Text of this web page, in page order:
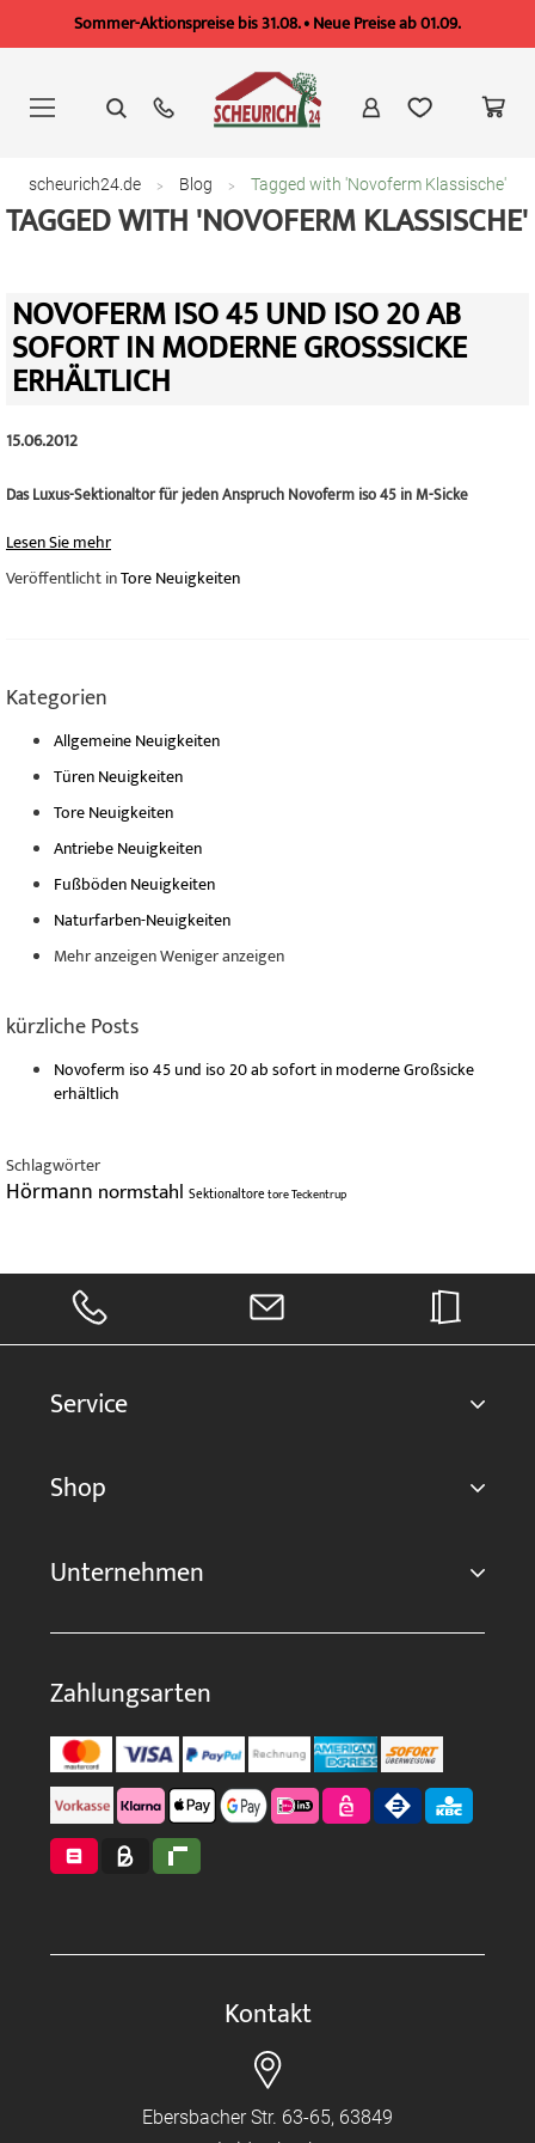
Sommer-Aktionspreise bis 31.08. • Neue Preise ab 01.09.
springen
scheurich24.de Blog Tagged with 'Novoferm Klassische'
TAGGED WITH 'NOVOFERM KLASSISCHE'
NOVOFERM ISO 45 UND ISO 20 AB
SOFORT IN MODERNE GROSSSICKE E
RHÄLTLICH
15.06.2012
Das Luxus-Sektionaltor für jeden Anspruch Novoferm iso 45 in M-Sicke
Lesen Sie mehr
Veröffentlicht inTore Neuigkeiten
Kategorien
Allgemeine Neuigkeiten
Türen Neuigkeiten
Tore Neuigkeiten
Antriebe Neuigkeiten
Fußböden Neuigkeiten
Naturfarben-Neuigkeiten
Mehr anzeigenWeniger anzeigen
kürzliche Posts
Novoferm iso 45 und iso 20 ab sofort in moderne Großsicke
erhältlich
Schlagwörter
Hörmann normstahl SektionaltoretoreTeckentrup
Service
Shop
Unternehmen
Zahlungsarten
Kontakt
Ebersbacher Str. 63-65, 63849